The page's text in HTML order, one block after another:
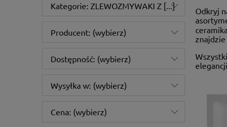
Kategorie: ZLEWOZMYWAKI Z [...]
Producent: (wybierz)
Dostępność: (wybierz)
Wysyłka w: (wybierz)
Cena: (wybierz)
Odkryj